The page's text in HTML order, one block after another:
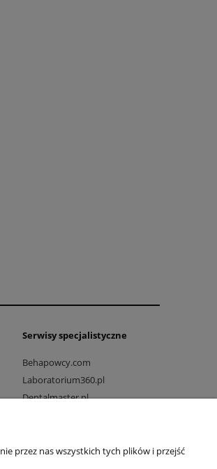
Serwisy specjalistyczne
Behapowcy.com
Laboratorium360.pl
Dentalmaster.pl
Drogowo-mostowy.pl
przez nas wszystkich tych plików i przejść